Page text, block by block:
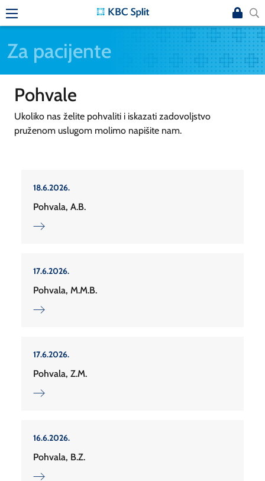
Za pacijente
Pohvale
Ukoliko nas želite pohvaliti i iskazati zadovoljstvo
pruženom uslugom molimo napišite nam.
18.6.2026.
Pohvala, A.B.
17.6.2026.
Pohvala, M.M.B.
17.6.2026.
Pohvala, Z.M.
16.6.2026.
Pohvala, B.Z.